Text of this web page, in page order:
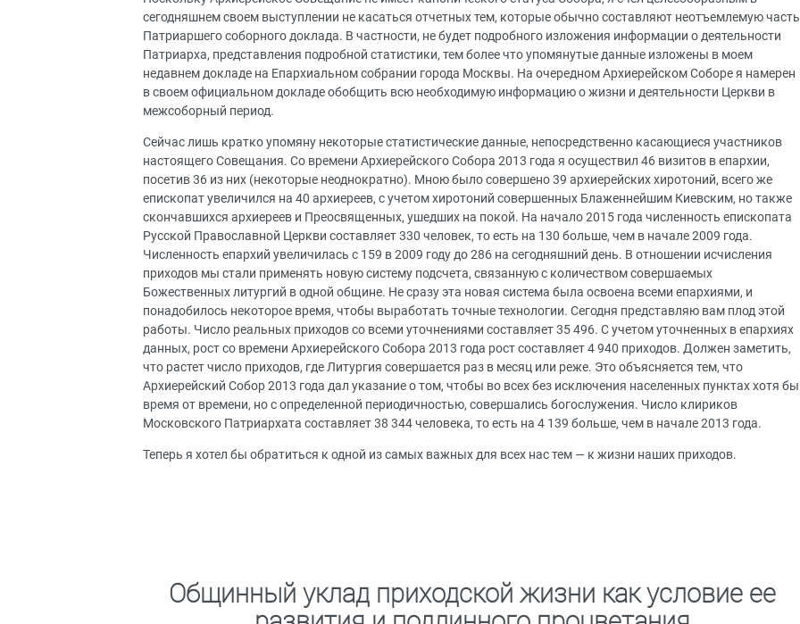
сегодняшнем своем выступлении не касаться отчетных тем, которые обычно составляют неотъемлемую часть
Патриаршего соборного доклада. В частности, не будет подробного изложения информации о деятельности
Патриарха, представления подробной статистики, тем более что упомянутые данные изложены в моем
недавнем докладе на Епархиальном собрании города Москвы. На очередном Архиерейском Соборе я намерен
в своем официальном докладе обобщить всю необходимую информацию о жизни и деятельности Церкви в
межсоборный период.
Сейчас лишь кратко упомяну некоторые статистические данные, непосредственно касающиеся участников
настоящего Совещания. Со времени Архиерейского Собора 2013 года я осуществил 46 визитов в епархии,
посетив 36 из них (некоторые неоднократно). Мною было совершено 39 архиерейских хиротоний, всего же
епископат увеличился на 40 архиереев, с учетом хиротоний совершенных Блаженнейшим Киевским, но также
скончавшихся архиереев и Преосвященных, ушедших на покой. На начало 2015 года численность епископата
Русской Православной Церкви составляет 330 человек, то есть на 130 больше, чем в начале 2009 года.
Численность епархий увеличилась с 159 в 2009 году до 286 на сегодняшний день. В отношении исчисления
приходов мы стали применять новую систему подсчета, связанную с количеством совершаемых
Божественных литургий в одной общине. Не сразу эта новая система была освоена всеми епархиями, и
понадобилось некоторое время, чтобы выработать точные технологии. Сегодня представляю вам плод этой
работы. Число реальных приходов со всеми уточнениями составляет 35 496. С учетом уточненных в епархиях
данных, рост со времени Архиерейского Собора 2013 года рост составляет 4 940 приходов. Должен заметить,
что растет число приходов, где Литургия совершается раз в месяц или реже. Это объясняется тем, что
Архиерейский Собор 2013 года дал указание о том, чтобы во всех без исключения населенных пунктах хотя бы
время от времени, но с определенной периодичностью, совершались богослужения. Число клириков
Московского Патриархата составляет 38 344 человека, то есть на 4 139 больше, чем в начале 2013 года.
Теперь я хотел бы обратиться к одной из самых важных для всех нас тем — к жизни наших приходов.
Общинный уклад приходской жизни как условие ее